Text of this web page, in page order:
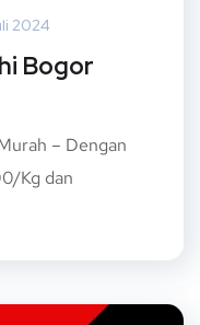
2024
Bogor
– Dengan
Kg dan